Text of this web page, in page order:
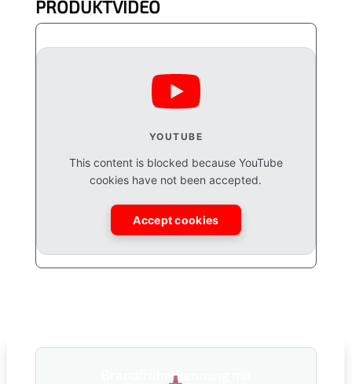
PRODUKTVIDEO
YOUTUBE
This content is blocked because YouTube
cookies have not been accepted.
Accept cookies
Brandfrüherkennung mit